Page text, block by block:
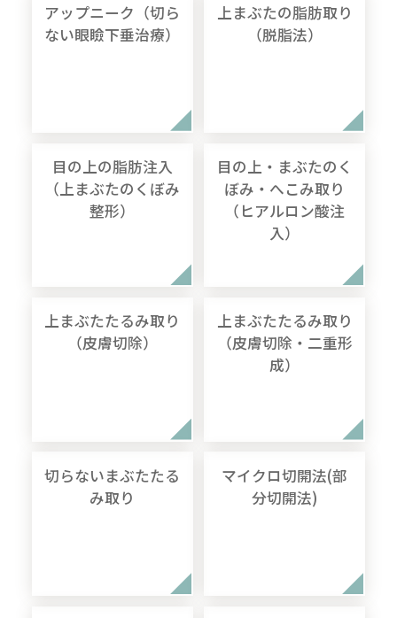
アップニーク（切ら
ない眼瞼下垂治療）
上まぶたの脂肪取り
（脱脂法）
目の上の脂肪注入
（上まぶたのくぼみ
整形）
目の上・まぶたのく
ぼみ・へこみ取り
（ヒアルロン酸注
入）
上まぶたたるみ取り
（皮膚切除）
上まぶたたるみ取り
（皮膚切除・二重形
成）
切らないまぶたたる
み取り
マイクロ切開法(部
分切開法)